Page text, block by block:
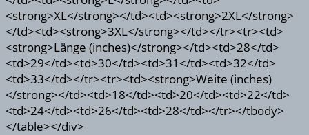
<strong>XL</strong></td><td><strong>2XL</strong>
</td><td><strong>3XL</strong></td></tr><tr><td>
<strong>Länge (inches)</strong></td><td>28</td>
<td>29</td><td>30</td><td>31</td><td>32</td>
<td>33</td></tr><tr><td><strong>Weite (inches)
</strong></td><td>18</td><td>20</td><td>22</td>
<td>24</td><td>26</td><td>28</td></tr></tbody>
</table></div>